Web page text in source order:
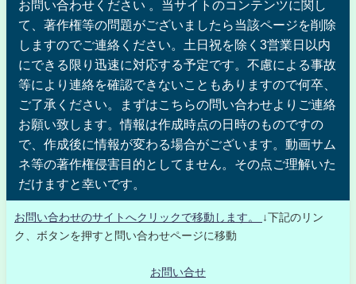
お問い合わせください 。当サイトのコンテンツに関し
て、著作権等の問題がございましたら当該ページを削除
しますのでご連絡ください。土日祝を除く3営業日以内
にできる限り迅速に対応する予定です。不慮による事故
等により連絡を確認できないこともありますので何卒、
ご了承ください。まずはこちらの問い合わせよりご連絡
お願い致します。情報は作成時点の日時のものですの
で、作成後に情報が変わる場合がございます。動画サム
ネ等の著作権侵害目的としてません。その点ご理解いた
だけますと幸いです。
お問い合わせのサイトへクリックで移動します。
↓下記のリン
ク、ボタンを押すと問い合わせページに移動
お問い合せ